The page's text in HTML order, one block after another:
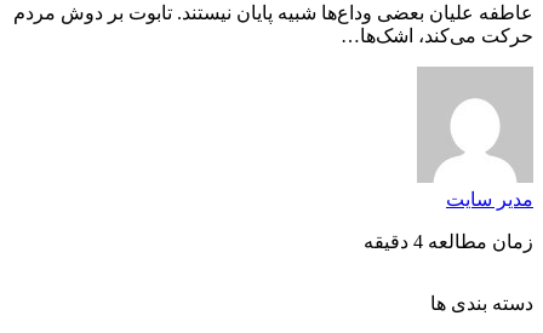
عاطفه علیان بعضی وداع‌ها شبیه پایان نیستند. تابوت بر دوش مردم
حرکت می‌کند، اشک‌ها…
مدیر سایت
زمان مطالعه 4 دقیقه
دسته بندی ها